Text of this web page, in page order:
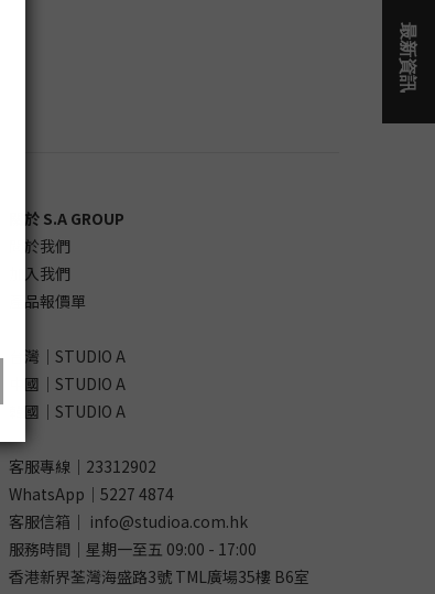
關於 S.A GROUP
關於我們
加入我們
產品報價單
台灣｜STUDIO A
中國｜STUDIO A
韓國｜STUDIO A
客服專線｜23312902
WhatsApp｜ 5227 4874
客服信箱｜ info@studioa.com.hk
服務時間｜星期一至五 09:00 - 17:00
香港新界荃灣海盛路3號 TML廣場35樓 B6室